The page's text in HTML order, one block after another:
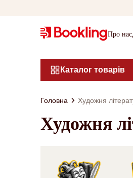
Про нас
Каталог товарів
Головна Художня
Художня